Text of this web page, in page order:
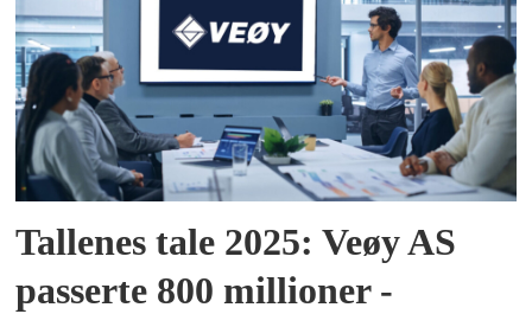
Tallenes tale 2025: Veøy AS
passerte 800 millioner -